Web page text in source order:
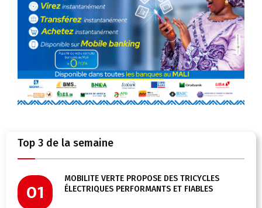
Top 3 de la semaine
01
MOBILITÉ VERTE PROPOSE DES TRICYCLES
ÉLECTRIQUES PERFORMANTS ET FIABLES